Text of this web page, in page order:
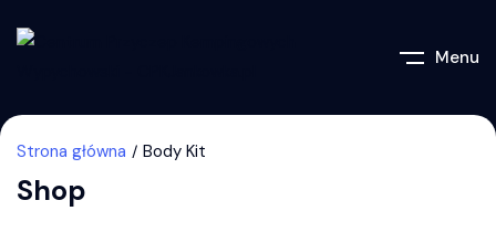
Menu
Strona główna Body Kit
Shop